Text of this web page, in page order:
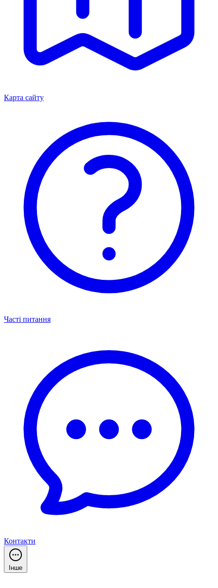
Карта сайту
Часті питання
Контакти
Інше